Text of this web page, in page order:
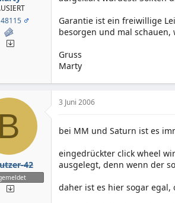
48115
Garantie ist ein freiwillige
besorgen und mal schauen,
Gruss
Marty
B
42
3 Juni 2006
bei MM und Saturn ist es
eingedrückter click wheel
ausgelegt, denn wenn der
daher ist es hier sogar